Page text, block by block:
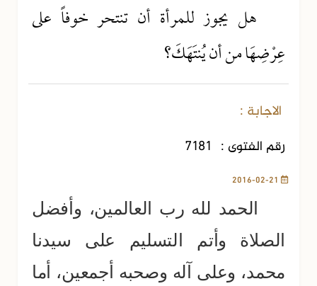
هل يجوز للمرأة أن تنتحر خوفاً على
عِرْضِهَا من أن يُنتَهَكَ؟
الاجابة :
رقم الفتوى : 7181
الحمد لله رب العالمين، وأفضل
الصلاة وأتم التسليم على سيدنا
محمد، وعلى آله وصحبه أجمعين، أما